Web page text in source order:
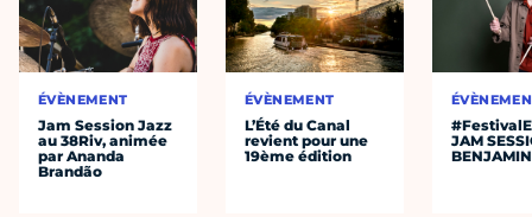
ÉVÈNEMENT
Jam Session Jazz
au 38Riv, animée
par Ananda
Brandão
ÉVÈNEMENT
L’Été du Canal
revient pour une
19ème édition
JAM